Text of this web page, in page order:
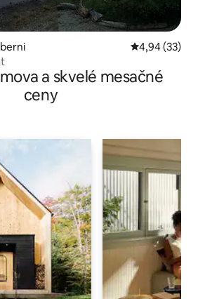
Priemerné
4,94 (33)
a skvelé mesačné
ceny